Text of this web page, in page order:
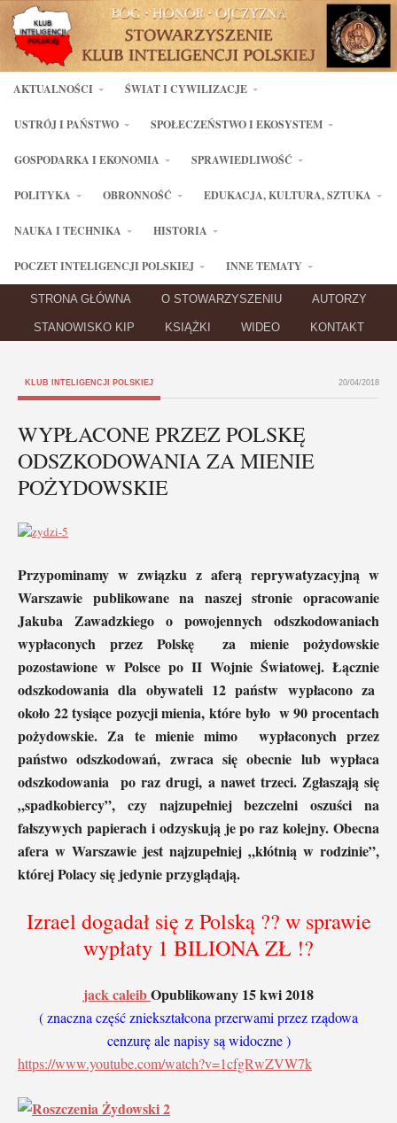
AKTUALNOŚCI ŚWIAT I CYWILIZACJE
USTRÓJ I PAŃSTWO SPOŁECZEŃSTWO I EKOSYSTEM
GOSPODARKA I EKONOMIA SPRAWIEDLIWOŚĆ
POLITYKA OBRONNOŚĆ EDUKACJA, KULTURA, SZTUKA
NAUKA I TECHNIKA HISTORIA
POCZET INTELIGENCJI POLSKIEJ INNE TEMATY
STRONA GŁÓWNA O STOWARZYSZENIU AUTORZY
STANOWISKO KIP KSIĄŻKI WIDEO KONTAKT
KLUB INTELIGENCJI POLSKIEJ 20/04/2018
WYPŁACONE PRZEZ POLSKĘ
ODSZKODOWANIA ZA MIENIE
POŻYDOWSKIE
Przypominamy w związku z aferą reprywatyzacyjną w
Warszawie publikowane na naszej stronie opracowanie
Jakuba Zawadzkiego o powojennych odszkodowaniach
wypłaconych przez Polskę za mienie pożydowskie
pozostawione w Polsce po II Wojnie Światowej. Łącznie
odszkodowania dla obywateli 12 państw wypłacono za
około 22 tysiące pozycji mienia, które było w 90 procentach
pożydowskie. Za te mienie mimo wypłaconych przez
państwo odszkodowań, zwraca się obecnie lub wypłaca
odszkodowania po raz drugi, a nawet trzeci. Zgłaszają się
„spadkobiercy”, czy najzupełniej bezczelni oszuści na
fałszywych papierach i odzyskują je po raz kolejny. Obecna
afera w Warszawie jest najzupełniej „kłótnią w rodzinie”,
której Polacy się jedynie przyglądają.
Izrael dogadał się z Polską ?? w sprawie
wypłaty 1 BILIONA ZŁ !?
jack caleibOpublikowany 15 kwi 2018
( znaczna część zniekształcona przerwami przez rządowa
cenzurę ale napisy są widoczne )
https://www.youtube.com/watch?v=1cfgRwZVW7k